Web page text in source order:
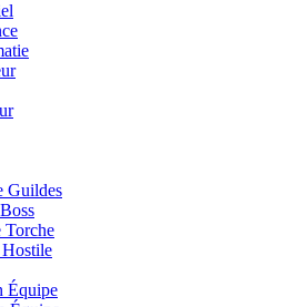
Guildes
Torche
Hostile
Équipe